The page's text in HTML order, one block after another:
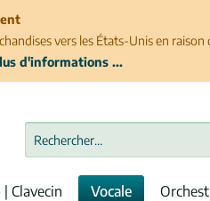
vers les États-Unis en
d'informations ...
| Clavecin Vocale